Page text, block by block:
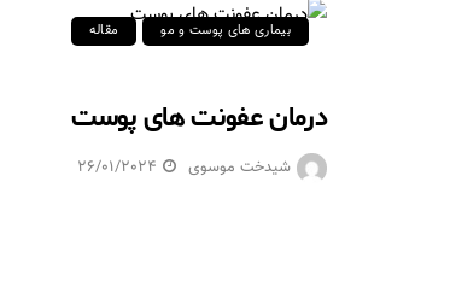
بیماری های پوست و مو مقاله
درمان عفونت های پوست
شیدخت موسوی 26/01/2024